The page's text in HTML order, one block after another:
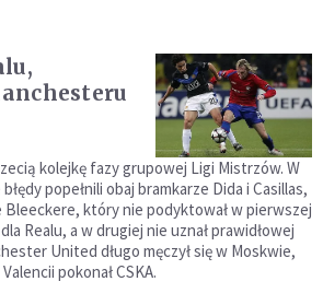
kolejkę fazy grupowej Ligi Mistrzów. W
popełnili obaj bramkarze Dida i Casillas,
Bleeckere, który nie podyktował w pierwszej
Realu, a w drugiej nie uznał prawidłowej
United długo męczył się w Moskwie,
pokonał CSKA.